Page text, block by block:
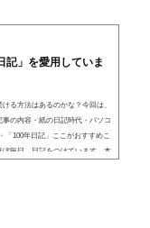
記」を愛用していま
る方法はあるのかな？今回は、
の内容・紙の日記時代・パソコ
「100年日記」ここがおすすめこ
毎日、日記をつけています。本